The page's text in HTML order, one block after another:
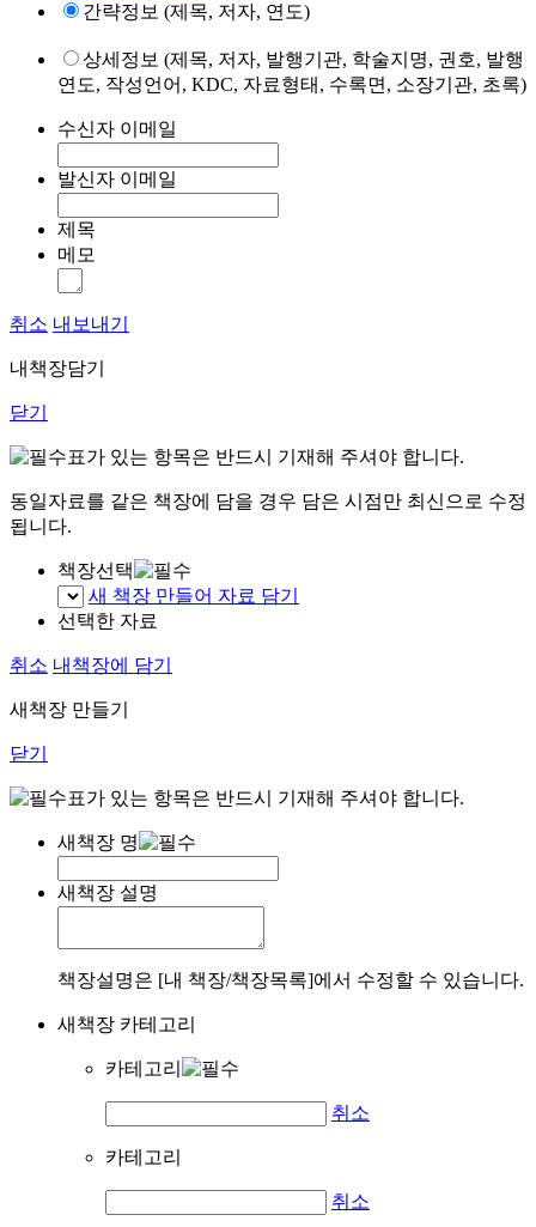
간략정보 (제목, 저자, 연도)
상세정보 (제목, 저자, 발행기관, 학술지명, 권호, 발행
연도, 작성언어, KDC, 자료형태, 수록면, 소장기관, 초록)
수신자 이메일
발신자 이메일
제목
메모
취소 내보내기
내책장담기
닫기
표가 있는 항목은 반드시 기재해 주셔야 합니다.
동일자료를 같은 책장에 담을 경우 담은 시점만 최신으로 수정
됩니다.
책장선택
새 책장 만들어 자료 담기
선택한 자료
취소 내책장에 담기
새책장 만들기
닫기
표가 있는 항목은 반드시 기재해 주셔야 합니다.
새책장 명
새책장 설명
책장설명은 [내 책장/책장목록]에서 수정할 수 있습니다.
새책장 카테고리
카테고리
취소
카테고리
취소